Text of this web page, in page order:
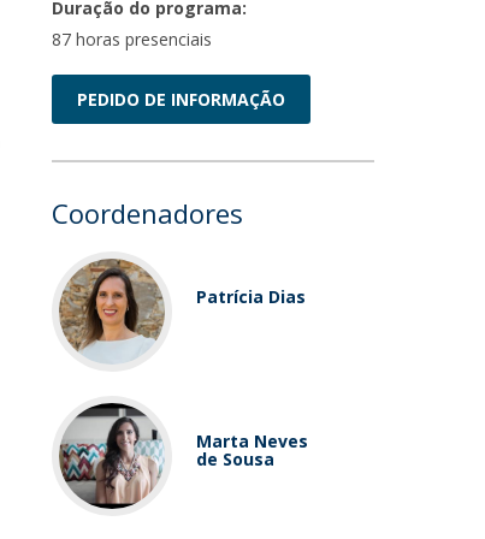
Duração do programa:
87 horas presenciais
PEDIDO DE INFORMAÇÃO
Coordenadores
Patrícia Dias
Marta Neves
de Sousa